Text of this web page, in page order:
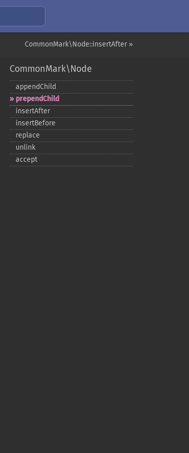
CommonMark\Node::insertAfter »
CommonMark\Node
appendChild
prependChild
insertAfter
insertBefore
replace
unlink
accept